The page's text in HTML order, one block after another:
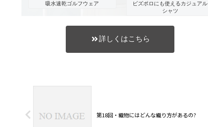
吸水速乾ゴルフウェア
ビズポロにも使えるカジュアル
シャツ
詳しくはこちら
第18回・織物にはどんな織り方があるの?